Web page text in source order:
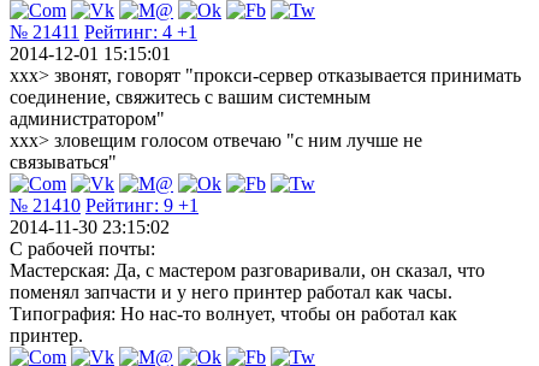
№ 21411 Рейтинг: 4 +1
2014-12-01 15:15:01
xxx> звонят, говорят "прокси-сервер отказывается принимать
соединение, свяжитесь с вашим системным
администратором"
xxx> зловещим голосом отвечаю "с ним лучше не
связываться"
№ 21410 Рейтинг: 9 +1
2014-11-30 23:15:02
С рабочей почты:
Мастерская: Да, с мастером разговаривали, он сказал, что
поменял запчасти и у него принтер работал как часы.
Типография: Но нас-то волнует, чтобы он работал как
принтер.